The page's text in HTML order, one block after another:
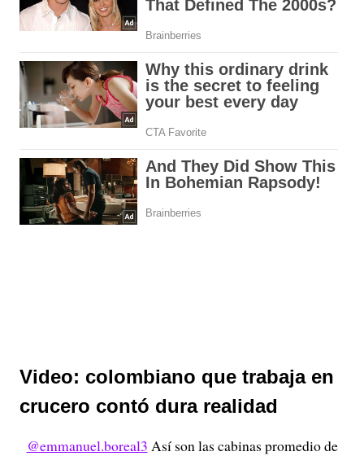
Video: colombiano que trabaja en
crucero contó dura realidad
@emmanuel.boreal3 Así son las cabinas promedio de